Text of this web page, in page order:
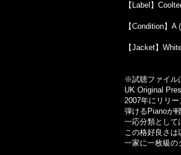
【Label】
【Condition】A
【Jacket】
※試聴ファイル
UK Original
2007年にリリ
弾けるPianoが
一応分類として
この格好良さは
一家に一枚級の